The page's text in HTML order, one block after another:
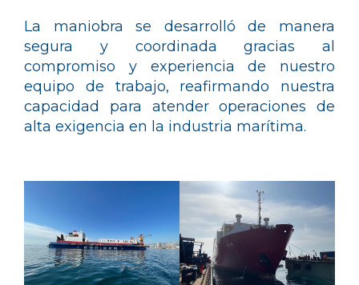
La maniobra se desarrolló de manera
segura y coordinada gracias al
compromiso y experiencia de nuestro
equipo de trabajo, reafirmando nuestra
capacidad para atender operaciones de
alta exigencia en la industria marítima.